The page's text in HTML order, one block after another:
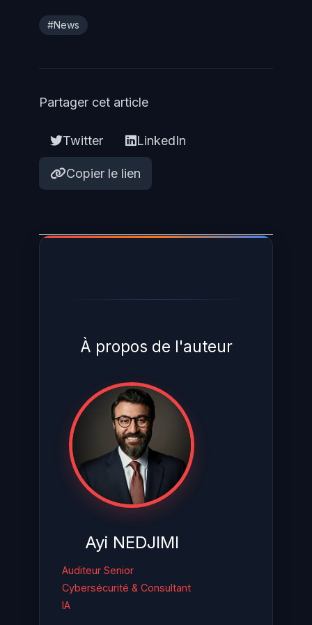
#News
Partager cet article
Twitter LinkedIn
Copier le lien
À propos de l'auteur
Ayi NEDJIMI
Auditeur Senior
Cybersécurité & Consultant
IA